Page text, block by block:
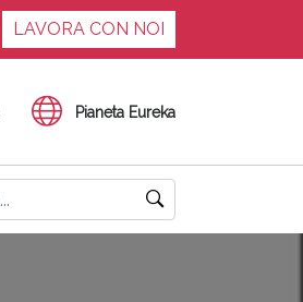
LAVORA CON NOI
Pianeta Eureka